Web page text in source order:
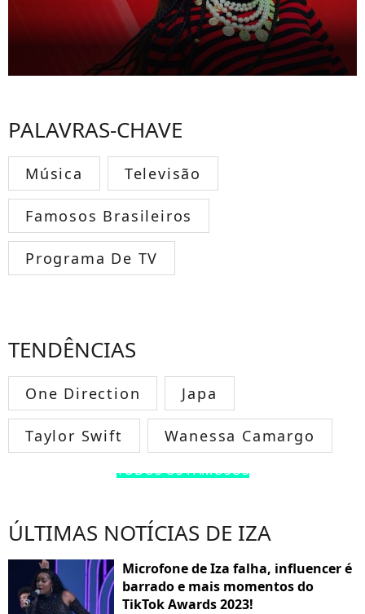
PALAVRAS-CHAVE
Música Televisão
Famosos Brasileiros
Programa De TV
TENDÊNCIAS
One Direction Japa
Taylor Swift Wanessa Camargo
TODOS OS FAMOSOS
ÚLTIMAS NOTÍCIAS DE IZA
Microfone de Iza falha, influencer é
barrado e mais momentos do
TikTok Awards 2023!